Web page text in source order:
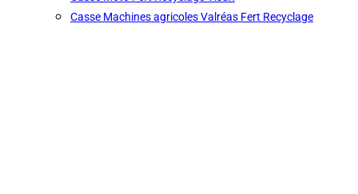
Casse Machines agricoles Valréas Fert Recyclage